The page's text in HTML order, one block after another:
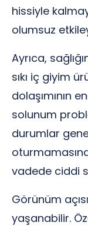
hissiyle
olumsuz
Ayrıca,
sıkı iç giyim
dolaşımının
solunum
durumlar
vadede ciddi
Görünüm
yaşanabilir.